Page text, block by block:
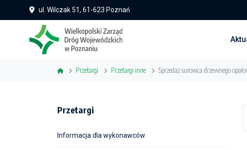
ul. Wilczak 51, 61-623 Poznań
Przetargi Przetargi inne Sprzedaż surowca drzewnego
Przetargi
Informacja dla wykonawców